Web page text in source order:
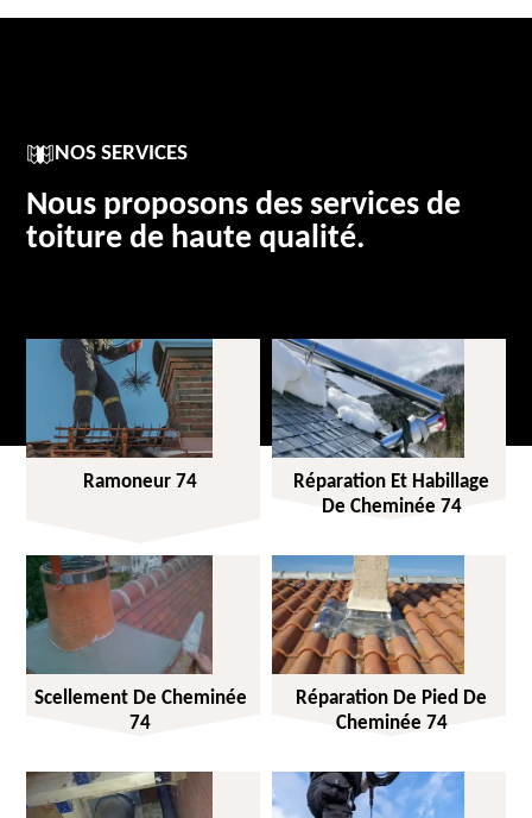
NOS SERVICES
Nous proposons des services de
toiture de haute qualité.
Ramoneur 74
Réparation Et Habillage
De Cheminée 74
Scellement De Cheminée
74
Réparation De Pied De
Cheminée 74